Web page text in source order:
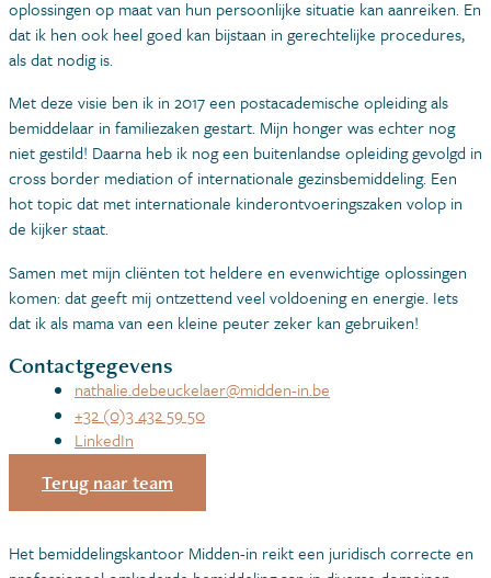
oplossingen op maat van hun persoonlijke situatie kan aanreiken. En
dat ik hen ook heel goed kan bijstaan in gerechtelijke procedures,
als dat nodig is.
Met deze visie ben ik in 2017 een postacademische opleiding als
bemiddelaar in familiezaken gestart. Mijn honger was echter nog
niet gestild! Daarna heb ik nog een buitenlandse opleiding gevolgd in
cross border mediation of internationale gezinsbemiddeling. Een
hot topic dat met internationale kinderontvoeringszaken volop in
de kijker staat.
Samen met mijn cliënten tot heldere en evenwichtige oplossingen
komen: dat geeft mij ontzettend veel voldoening en energie. Iets
dat ik als mama van een kleine peuter zeker kan gebruiken!
Contactgegevens
nathalie.debeuckelaer@midden-in.be
+32 (0)3 432 59 50
LinkedIn
Terug naar team
Het bemiddelingskantoor Midden-in reikt een juridisch correcte en